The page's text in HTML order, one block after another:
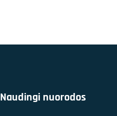
Naudingi nuorodos